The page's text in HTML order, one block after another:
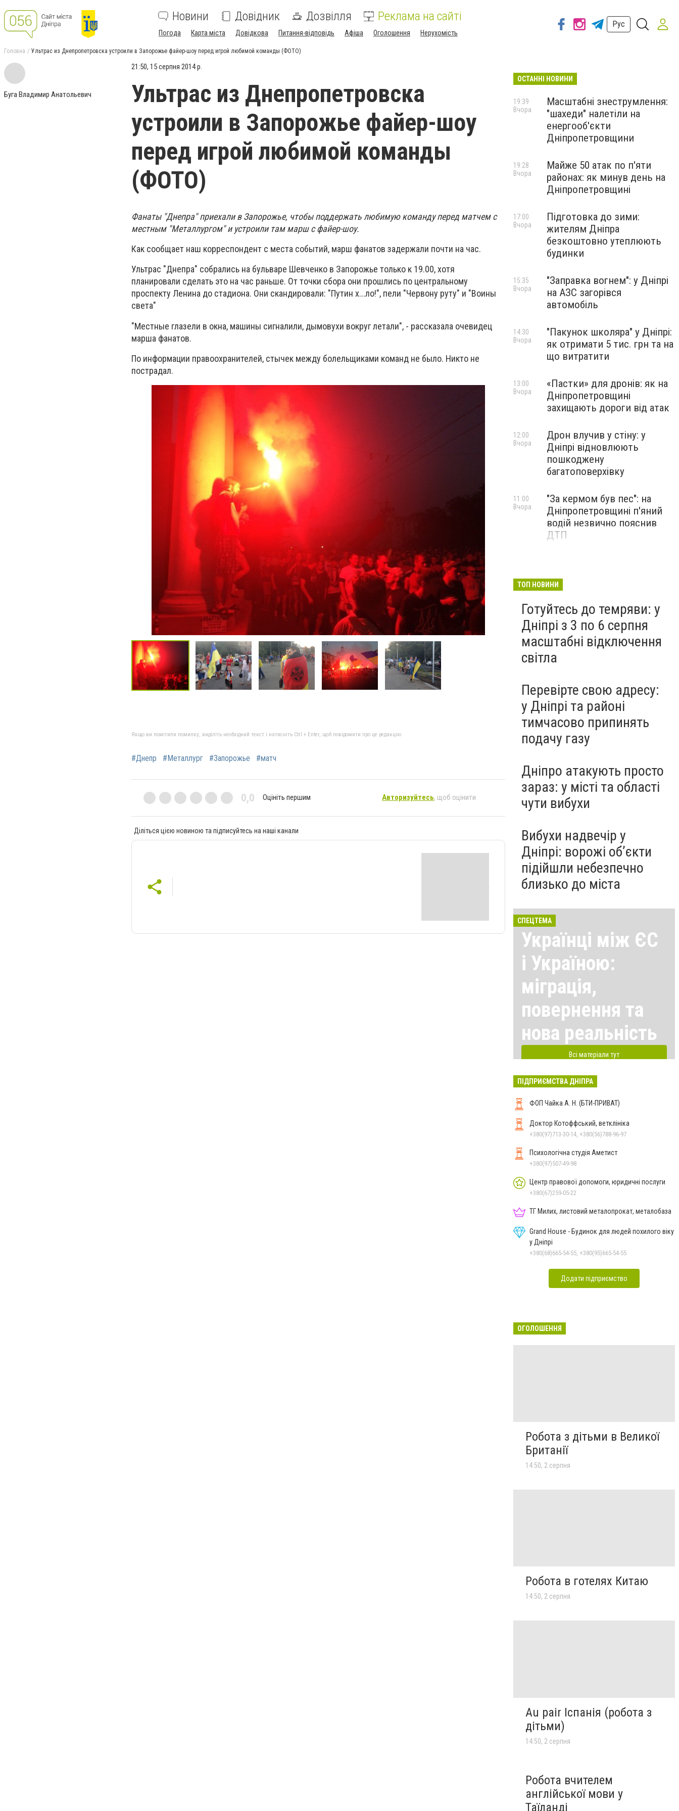
Новини Довідник Дозвілля Реклама на сайті
Погода Карта міста Довідкова Питання-відповідь Афіша Оголошення Нерухомість
Рус
Головна Ультрас из Днепропетровска устроили в Запорожье файер-шоу перед игрой любимой команды (ФОТО)
Буга Владимир Анатольевич
21:50, 15 серпня 2014 р.
Ультрас из Днепропетровска
устроили в Запорожье файер-шоу
перед игрой любимой команды
(ФОТО)
Фанаты "Днепра" приехали в Запорожье, чтобы поддержать любимую команду перед матчем с
местным "Металлургом" и устроили там марш с файер-шоу.
Как сообщает наш корреспондент с места событий, марш фанатов задержали почти на час.
Ультрас "Днепра" собрались на бульваре Шевченко в Запорожье только к 19.00, хотя
планировали сделать это на час раньше. От точки сбора они прошлись по центральному
проспекту Ленина до стадиона. Они скандировали: "Путин х...ло!", пели "Червону руту" и "Воины
света"
"Местные глазели в окна, машины сигналили, дымовухи вокруг летали", - рассказала очевидец
марша фанатов.
По информации правоохранителей, стычек между болельщиками команд не было. Никто не
пострадал.
Якщо ви помітили помилку, виділіть необхідний текст і натисніть Ctrl + Enter, щоб повідомити про це редакцію
#Днепр #Металлург #Запорожье #матч
0,0 Оцініть першим Авторизуйтесь, щоб оцінити
Діліться цією новиною та підписуйтесь на наші канали
ОСТАННІ НОВИНИ
Масштабні знеструмлення:
"шахеди" налетіли на
енергооб'єкти
Дніпропетровщини
19:39
Вчора
Майже 50 атак по п'яти
районах: як минув день на
Дніпропетровщині
19:28
Вчора
Підготовка до зими:
жителям Дніпра
безкоштовно утеплюють
будинки
17:00
Вчора
"Заправка вогнем": у Дніпрі
на АЗС загорівся
автомобіль
15:35
Вчора
"Пакунок школяра" у Дніпрі:
як отримати 5 тис. грн та на
що витратити
14:30
Вчора
«Пастки» для дронів: як на
Дніпропетровщині
захищають дороги від атак
13:00
Вчора
Дрон влучив у стіну: у
Дніпрі відновлюють
пошкоджену
багатоповерхівку
12:00
Вчора
"За кермом був пес": на
Дніпропетровщині п'яний
водій незвично пояснив
ДТП
11:00
Вчора
ТОП НОВИНИ
Готуйтесь до темряви: у
Дніпрі з 3 по 6 серпня
масштабні відключення
світла
Перевірте свою адресу:
у Дніпрі та районі
тимчасово припинять
подачу газу
Дніпро атакують просто
зараз: у місті та області
чути вибухи
Вибухи надвечір у
Дніпрі: ворожі об’єкти
підійшли небезпечно
близько до міста
СПЕЦТЕМА
Українці між ЄС
і Україною:
міграція,
повернення та
нова реальність
Всі матеріали тут
ПІДПРИЄМСТВА ДНІПРА
ФОП Чайка А. Н. (БТИ-ПРИВАТ)
Доктор Котоффський, ветклініка
+380(97)713-30-14, +380(56)788-96-97
Психологічна студія Аметист
+380(97)507-49-98
Центр правової допомоги, юридичні послуги
+380(67)259-05-22
ТГ Милих, листовий металопрокат, металобаза
Grand House - Будинок для людей похилого віку
у Дніпрі
+380(68)665-54-55, +380(95)665-54-55
Додати підприємство
ОГОЛОШЕННЯ
Робота з дітьми в Великої
Британії
14:50, 2 серпня
Робота в готелях Китаю
14:50, 2 серпня
Au pair Іспанія (робота з
дітьми)
14:50, 2 серпня
Робота вчителем
англійської мови у
Таїланді